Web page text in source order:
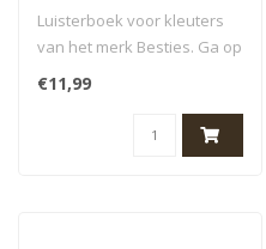
Luisterboek voor kleuters
van het merk Besties. Ga op
avontuur met Bobo met dit ..
€11,99